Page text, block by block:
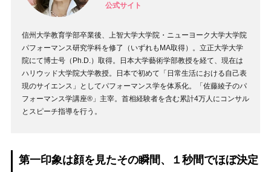
公式サイト
信州大学教育学部卒業後、上智大学大学院・ニューヨーク大学大学院
パフォーマンス研究学科を修了（いずれもMA取得）。立正大学大学
院にて博士号（Ph.D.）取得。日本大学藝術学部教授を経て、現在は
ハリウッド大学院大学教授。日本で初めて「日常生活における自己表
現のサイエンス」としてパフォーマンス学を体系化。「佐藤綾子のパ
フォーマンス学講座®」主宰。首相経験者を含む累計4万人にコンサル
とスピーチ指導を行う。
第一印象は顔を見たその瞬間、１秒間でほぼ決定